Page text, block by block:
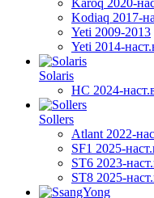
Kodiaq 2017-
Yeti 2009-2013
Yeti 2014-
Solaris
HC 2024-
Sollers
Atlant 2022-
SF1 2025-
ST6 2023-
ST8 2025-